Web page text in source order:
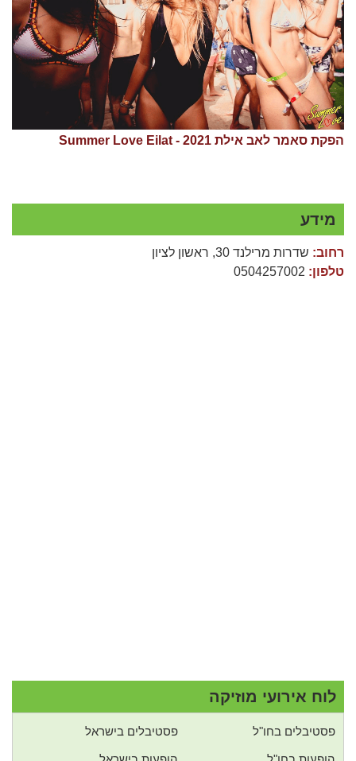
הפקת סאמר לאב אילת 2021 - Summer Love Eilat
מידע
רחוב: שדרות מרילנד 30, ראשון לציון
טלפון:
לוח אירועי מוזיקה
פסטיבלים בחו"ל פסטיבלים בישראל